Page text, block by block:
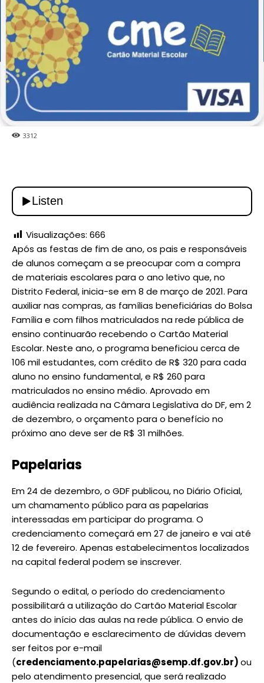
3312
Visualizações: 666
Após as festas de fim de ano, os pais e responsáveis
de alunos começam a se preocupar com a compra
de materiais escolares para o ano letivo que, no
Distrito Federal, inicia-se em 8 de março de 2021. Para
auxiliar nas compras, as famílias beneficiárias do Bolsa
Família e com filhos matriculados na rede pública de
ensino continuarão recebendo o Cartão Material
Escolar. Neste ano, o programa beneficiou cerca de
106 mil estudantes, com crédito de R$ 320 para cada
aluno no ensino fundamental, e R$ 260 para
matriculados no ensino médio. Aprovado em
audiência realizada na Câmara Legislativa do DF, em 2
de dezembro, o orçamento para o benefício no
próximo ano deve ser de R$ 31 milhões.
Papelarias
Em 24 de dezembro, o GDF publicou, no Diário Oficial,
um chamamento público para as papelarias
interessadas em participar do programa. O
credenciamento começará em 27 de janeiro e vai até
12 de fevereiro. Apenas estabelecimentos localizados
na capital federal podem se inscrever.
Segundo o edital, o período do credenciamento
possibilitará a utilização do Cartão Material Escolar
antes do início das aulas na rede pública. O envio de
documentação e esclarecimento de dúvidas devem
ser feitos por e-mail
(credenciamento.papelarias@semp.df.gov.br)ou
pelo atendimento presencial, que será realizado